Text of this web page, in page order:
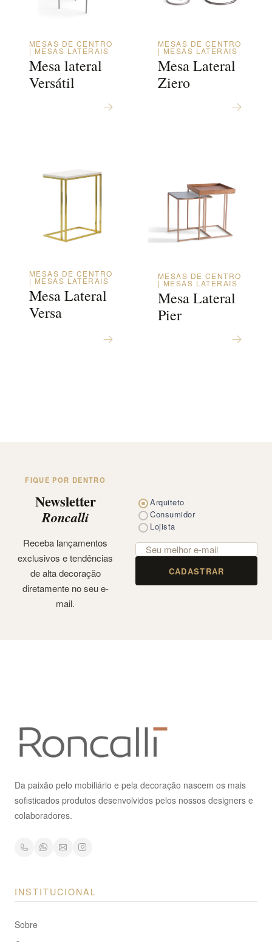
MESAS DE CENTRO
| MESAS LATERAIS
Mesa lateral
Versátil
MESAS DE CENTRO
| MESAS LATERAIS
Mesa Lateral
Ziero
MESAS DE CENTRO
| MESAS LATERAIS
Mesa Lateral
Versa
MESAS DE CENTRO
| MESAS LATERAIS
Mesa Lateral
Pier
FIQUE POR DENTRO
Newsletter
Roncalli
Receba lançamentos
exclusivos e tendências
de alta decoração
diretamente no seu e-
mail.
Arquiteto
Consumidor
Lojista
CADASTRAR
Da paixão pelo mobiliário e pela decoração nascem os mais
sofisticados produtos desenvolvidos pelos nossos designers e
colaboradores.
INSTITUCIONAL
Sobre